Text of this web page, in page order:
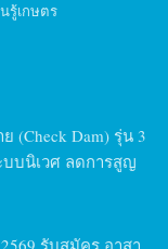
นรู้เกษตร
(Check Dam) รุ่น 3
บนิเวศ ลดการสูญ
รับสมัคร อาสา